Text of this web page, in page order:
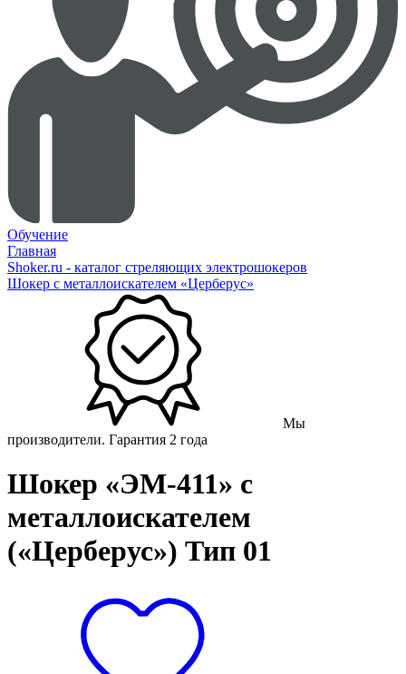
Обучение
Главная
Shoker.ru - каталог стреляющих электрошокеров
Шокер с металлоискателем «Церберус»
Мы
производители. Гарантия 2 года
Шокер «ЭМ-411» с
металлоискателем
(«Церберус») Тип 01